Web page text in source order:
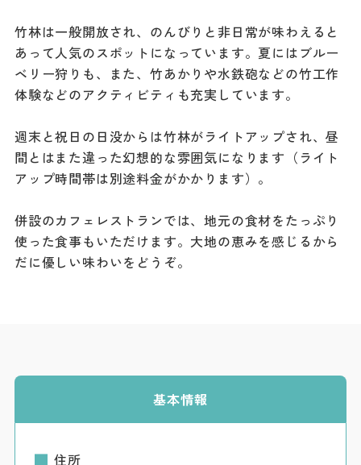
竹林は一般開放され、のんびりと非日常が味わえると
あって人気のスポットになっています。夏にはブルー
ベリー狩りも、また、竹あかりや水鉄砲などの竹工作
体験などのアクティビティも充実しています。
週末と祝日の日没からは竹林がライトアップされ、昼
間とはまた違った幻想的な雰囲気になります（ライト
アップ時間帯は別途料金がかかります）。
併設のカフェレストランでは、地元の食材をたっぷり
使った食事もいただけます。大地の恵みを感じるから
だに優しい味わいをどうぞ。
基本情報
住所
ダウンロード
お問い合わせ